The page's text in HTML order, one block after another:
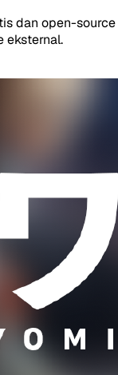
dan open-
eksternal.